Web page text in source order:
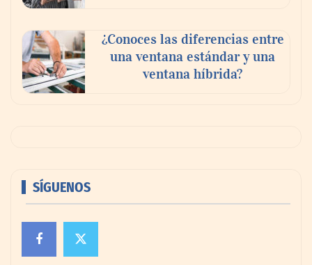
¿Conoces las diferencias entre
una ventana estándar y una
ventana híbrida?
SÍGUENOS